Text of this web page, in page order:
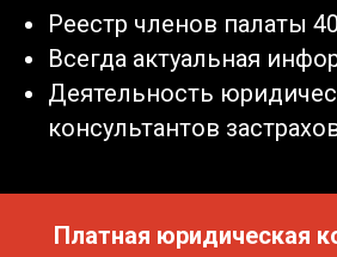
Реестр членов палаты
Всегда актуальная
Деятельность
консультантов
Платная юридическая